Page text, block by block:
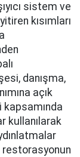
sistem ve
kısımları
danışma,
açık
kullanılarak
restorasyonun